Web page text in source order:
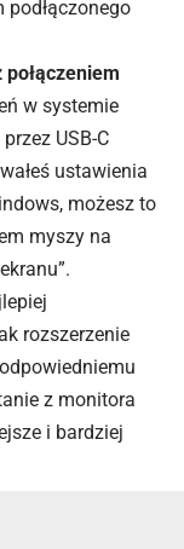
w systemie
USB-C
ustawienia
możesz to
myszy na
rozszerzenie
z monitora
i bardziej